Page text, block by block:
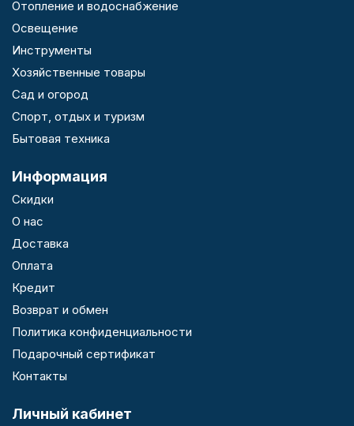
Отопление и водоснабжение
Освещение
Инструменты
Хозяйственные товары
Сад и огород
Спорт, отдых и туризм
Бытовая техника
Информация
Скидки
О нас
Доставка
Оплата
Кредит
Возврат и обмен
Политика конфиденциальности
Подарочный сертификат
Контакты
Личный кабинет